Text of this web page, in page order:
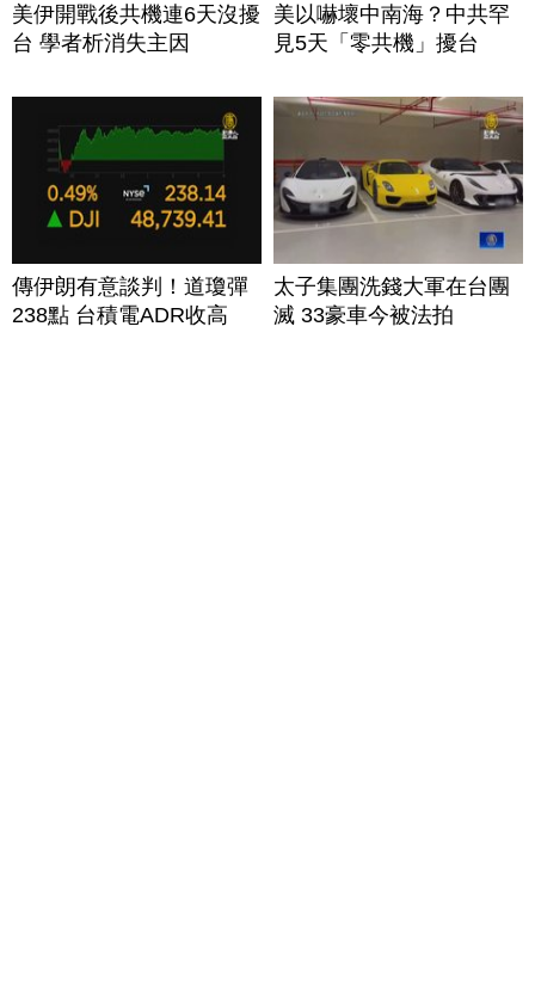
美伊開戰後共機連6天沒擾
台 學者析消失主因
美以嚇壞中南海？中共罕
見5天「零共機」擾台
傳伊朗有意談判！道瓊彈
238點 台積電ADR收高
太子集團洗錢大軍在台團
滅 33豪車今被法拍